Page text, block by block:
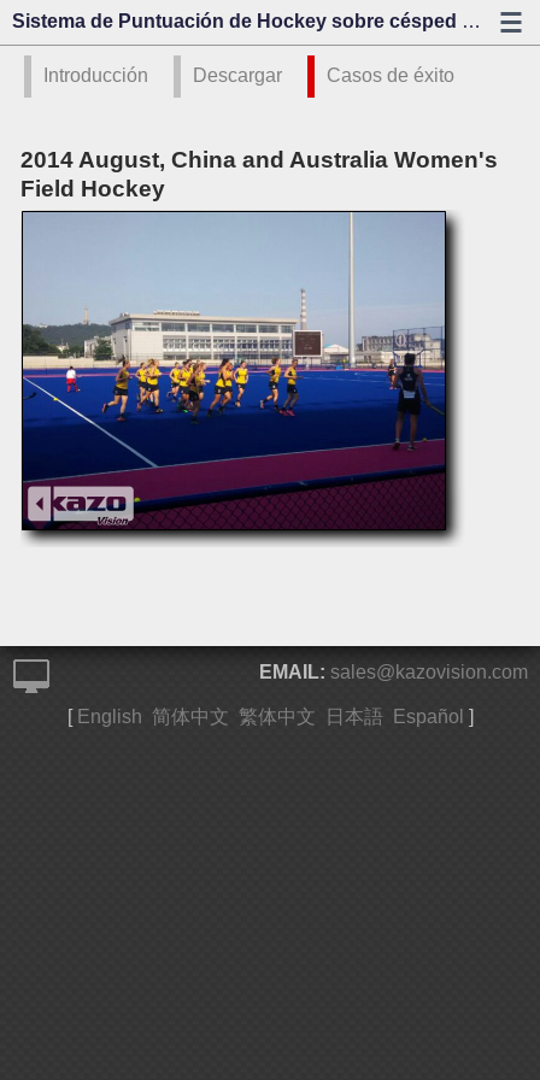
Sistema de Puntuación de Hockey sobre césped - Casos de éxito - Kazo Visión
Introducción Descargar Casos de éxito
2014 August, China and Australia Women's
Field Hockey
EMAIL: sales@kazovision.com
[ English 简体中文 繁体中文 日本語 Español ]